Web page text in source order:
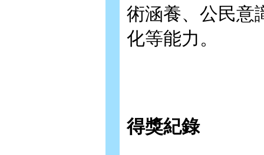
術涵養、公民意
化等能力。
得獎紀錄